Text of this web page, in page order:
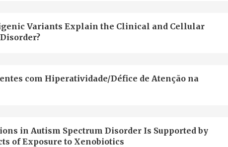
Variants Explain the Clinical and Cellular
com Hiperatividade/Défice de Atenção na
in Autism Spectrum Disorder Is Supported by
of Exposure to Xenobiotics